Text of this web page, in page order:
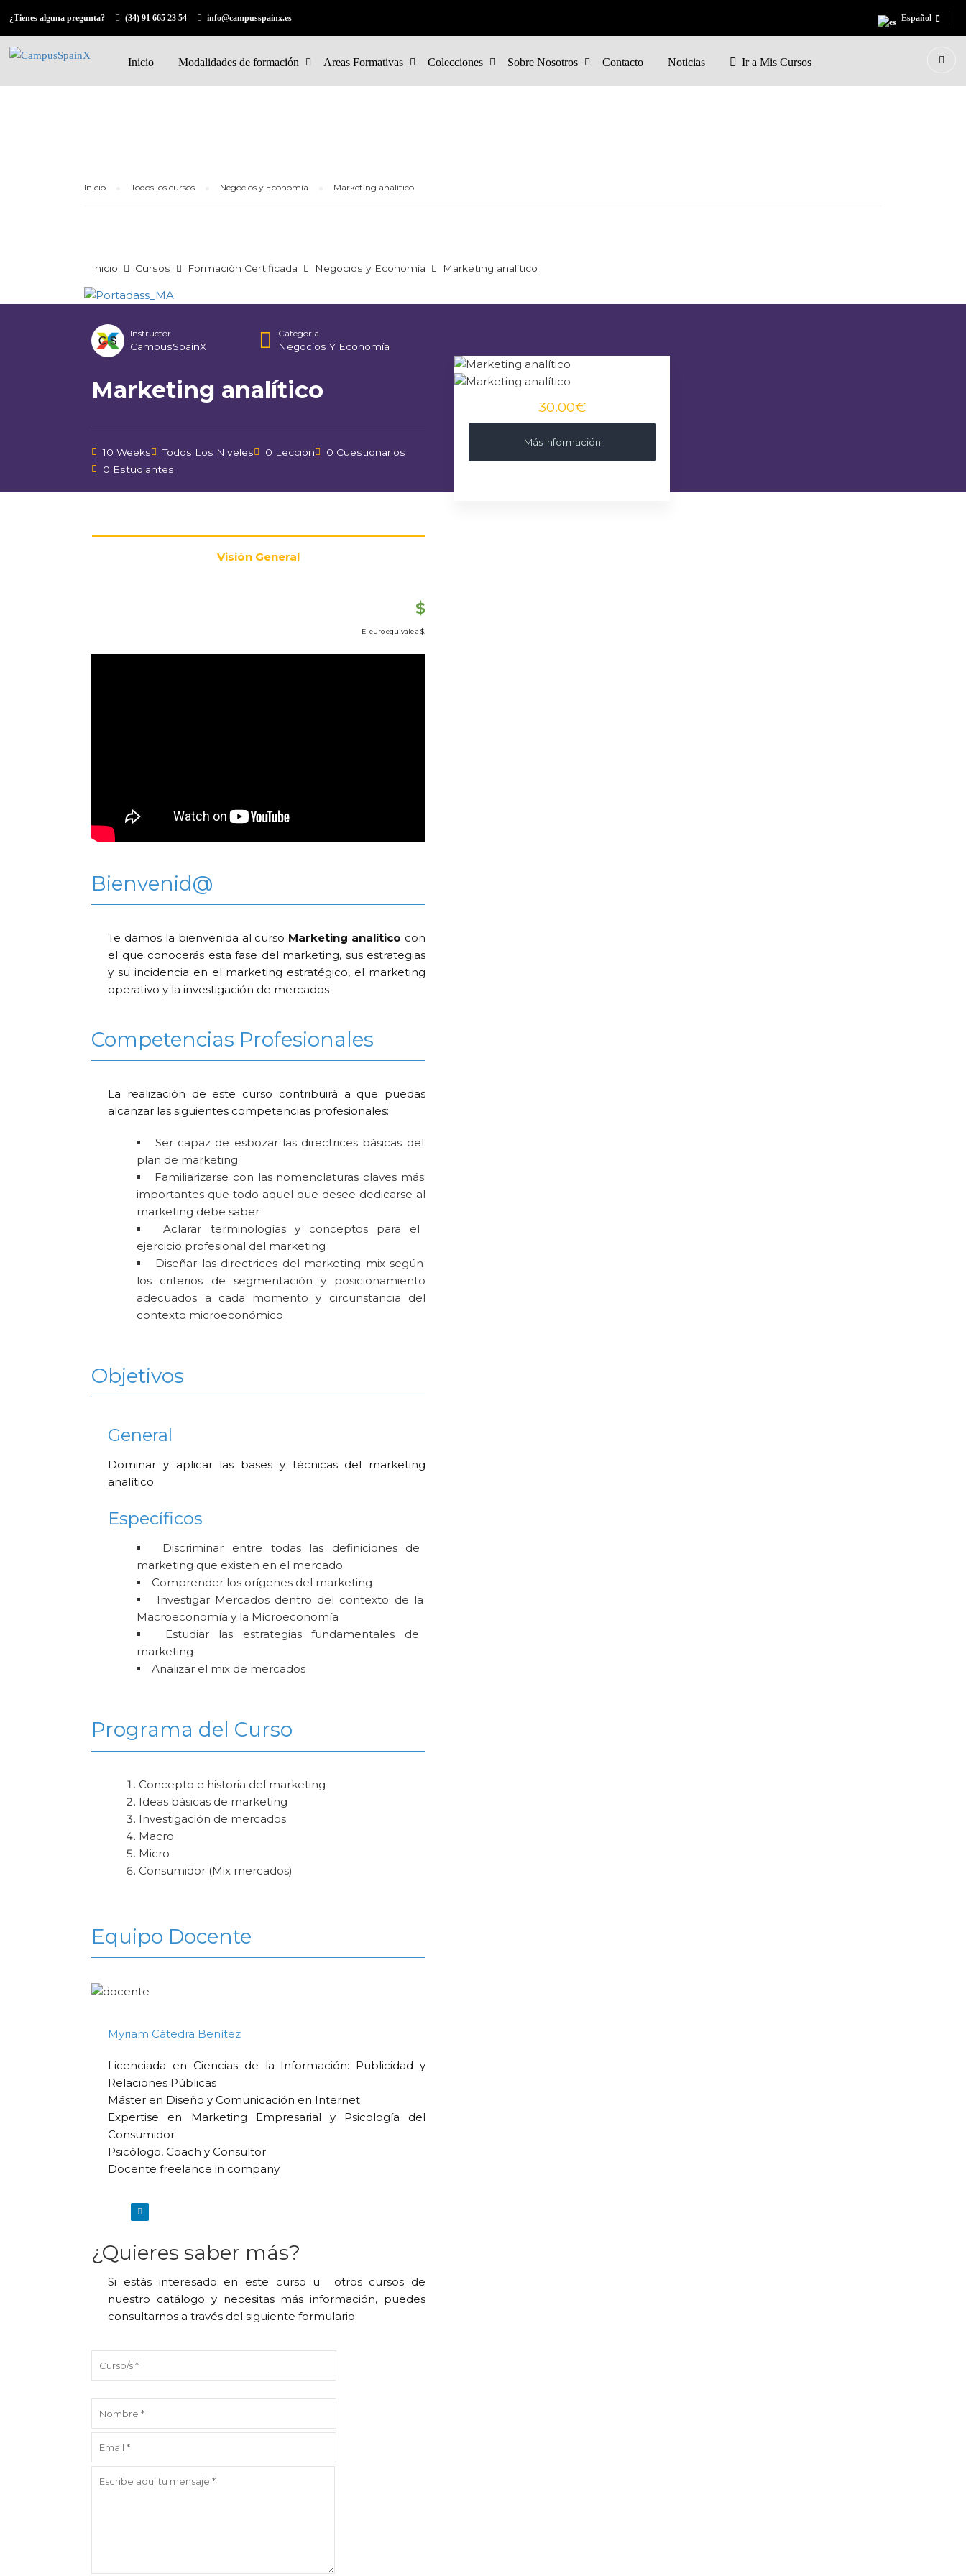
¿Tienes alguna pregunta? (34) 91 665 23 54 info@campusspainx.es Español
Inicio Modalidades de formación Areas Formativas Colecciones Sobre Nosotros Contacto Noticias Ir a Mis Cursos
Inicio Todos los cursos Negocios y Economía Marketing analítico
Inicio Cursos Formación Certificada Negocios y Economía Marketing analítico
Instructor
CampusSpainX
Categoría
Negocios Y Economía
Marketing analítico
10 Weeks Todos Los Niveles 0 Lección
0 Cuestionarios
0 Estudiantes
Visión General
$
El euro equivale a $.
Bienvenid@
Te damos la bienvenida al curso Marketing analítico con
el que conocerás esta fase del marketing, sus estrategias
y su incidencia en el marketing estratégico, el marketing
operativo y la investigación de mercados
Competencias Profesionales
La realización de este curso contribuirá a que puedas
alcanzar las siguientes competencias profesionales:
Ser capaz de esbozar las directrices básicas del
plan de marketing
Familiarizarse con las nomenclaturas claves más
importantes que todo aquel que desee dedicarse al
marketing debe saber
Aclarar terminologías y conceptos para el
ejercicio profesional del marketing
Diseñar las directrices del marketing mix según
los criterios de segmentación y posicionamiento
adecuados a cada momento y circunstancia del
contexto microeconómico
Objetivos
General
Dominar y aplicar las bases y técnicas del marketing
analítico
Específicos
Discriminar entre todas las definiciones de
marketing que existen en el mercado
Comprender los orígenes del marketing
Investigar Mercados dentro del contexto de la
Macroeconomía y la Microeconomía
Estudiar las estrategias fundamentales de
marketing
Analizar el mix de mercados
Programa del Curso
Concepto e historia del marketing
Ideas básicas de marketing
Investigación de mercados
Macro
Micro
Consumidor (Mix mercados)
Equipo Docente
Myriam Cátedra Benítez
Licenciada en Ciencias de la Información: Publicidad y
Relaciones Públicas
Máster en Diseño y Comunicación en Internet
Expertise en Marketing Empresarial y Psicología del
Consumidor
Psicólogo, Coach y Consultor
Docente freelance in company
¿Quieres saber más?
Si estás interesado en este curso u otros cursos de
nuestro catálogo y necesitas más información, puedes
consultarnos a través del siguiente formulario
30.00€
Más Información